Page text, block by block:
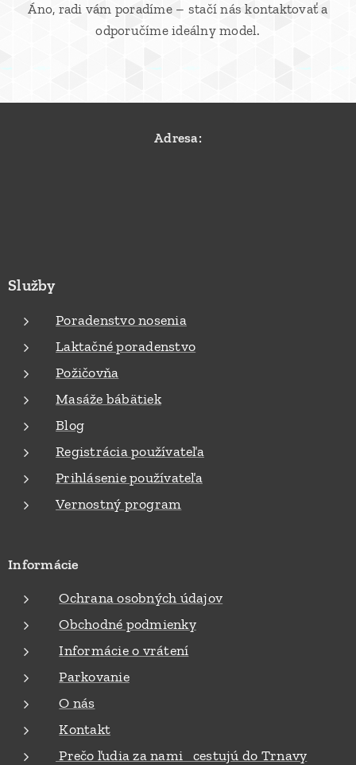
Áno, radi vám poradíme – stačí nás kontaktovať a
odporučíme ideálny model.
Adresa:
Služby
Poradenstvo nosenia
Laktačné poradenstvo
Požičovňa
Masáže bábätiek
Blog
Registrácia používateľa
Prihlásenie používateľa
Vernostný program
Informácie
Ochrana osobných údajov
Obchodné podmienky
Informácie o vrátení
Parkovanie
O nás
Kontakt
Prečo ľudia za nami cestujú do Trnavy